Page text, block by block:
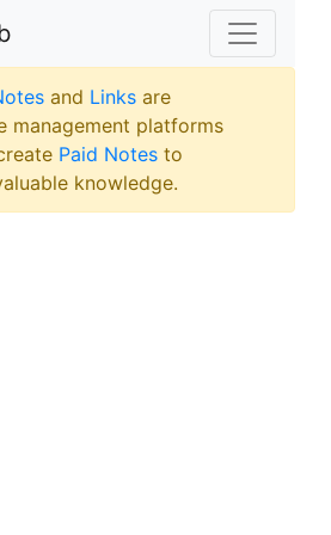
and Links are
management platforms
Paid Notes to
knowledge.